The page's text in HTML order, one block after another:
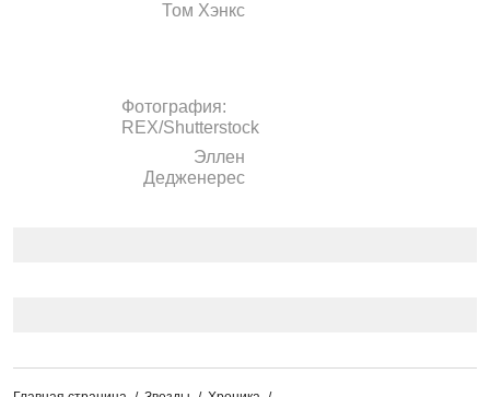
Том Хэнкс
Фотография:
REX/Shutterstock
Эллен
Дедженерес